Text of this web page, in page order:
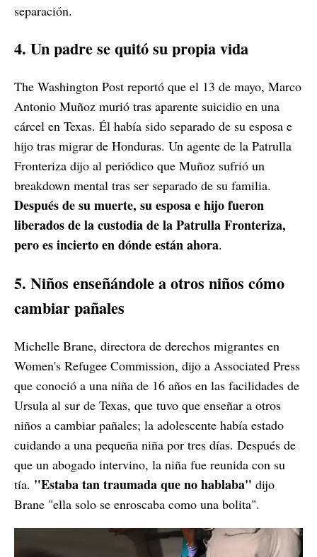
separación.
4. Un padre se quitó su propia vida
The Washington Post reportó que el 13 de mayo, Marco
Antonio Muñoz murió tras aparente suicidio en una
cárcel en Texas. Él había sido separado de su esposa e
hijo tras migrar de Honduras. Un agente de la Patrulla
Fronteriza dijo al periódico que Muñoz sufrió un
breakdown mental tras ser separado de su familia.
Después de su muerte, su esposa e hijo fueron
liberados de la custodia de la Patrulla Fronteriza,
pero es incierto en dónde están ahora.
5. Niños enseñándole a otros niños cómo
cambiar pañales
Michelle Brane, directora de derechos migrantes en
Women's Refugee Commission, dijo a Associated Press
que conoció a una niña de 16 años en las facilidades de
Ursula al sur de Texas, que tuvo que enseñar a otros
niños a cambiar pañales; la adolescente había estado
cuidando a una pequeña niña por tres días. Después de
que un abogado intervino, la niña fue reunida con su
tía. "Estaba tan traumada que no hablaba" dijo
Brane "ella solo se enroscaba como una bolita".